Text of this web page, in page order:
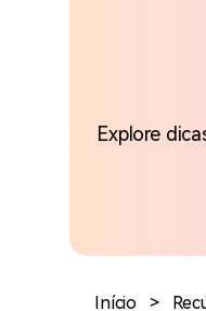
Explore
Início >